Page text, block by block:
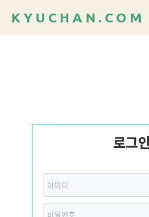
K Y U C H A N . C O M
로그인